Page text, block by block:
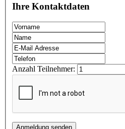
Ihre Kontaktdaten
Anzahl Teilnehmer:
Anmeldung senden